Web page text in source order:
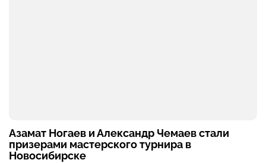
Азамат Ногаев и Александр Чемаев стали
призерами мастерского турнира в
Новосибирске